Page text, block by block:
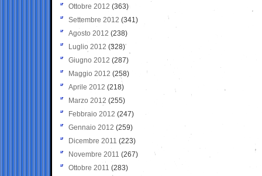
Ottobre 2012 (363)
Settembre 2012 (341)
Agosto 2012 (238)
Luglio 2012 (328)
Giugno 2012 (287)
Maggio 2012 (258)
Aprile 2012 (218)
Marzo 2012 (255)
Febbraio 2012 (247)
Gennaio 2012 (259)
Dicembre 2011 (223)
Novembre 2011 (267)
Ottobre 2011 (283)